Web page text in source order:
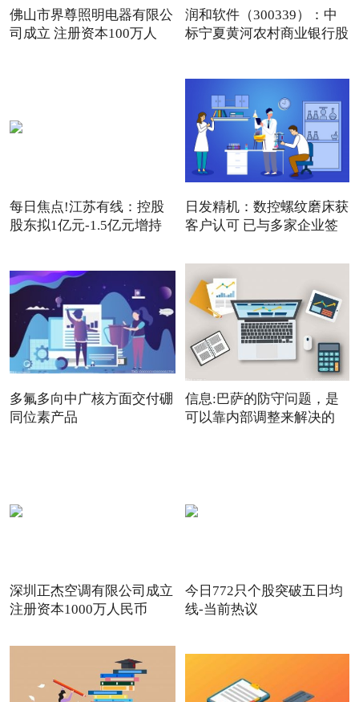
佛山市界尊照明电器有限公
司成立 注册资本100万人
润和软件（300339）：中
标宁夏黄河农村商业银行股
每日焦点!江苏有线：控股
股东拟1亿元-1.5亿元增持
日发精机：数控螺纹磨床获
客户认可 已与多家企业签
多氟多向中广核方面交付硼
同位素产品
信息:巴萨的防守问题，是
可以靠内部调整来解决的
深圳正杰空调有限公司成立
注册资本1000万人民币
今日772只个股突破五日均
线-当前热议